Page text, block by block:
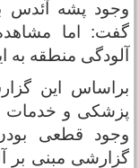
پشه آئدس
اما مشاهده
منطقه به
این
و خدمات
قطعی بودن
مبنی بر